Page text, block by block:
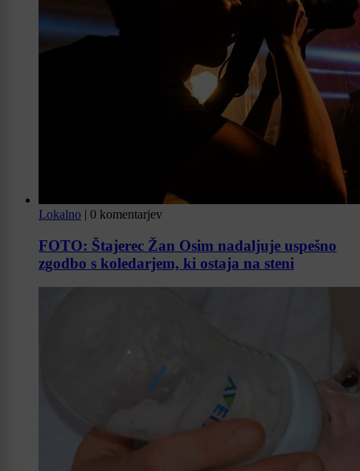
Lokalno | 0 komentarjev
FOTO: Štajerec Žan Osim nadaljuje uspešno
zgodbo s koledarjem, ki ostaja na steni